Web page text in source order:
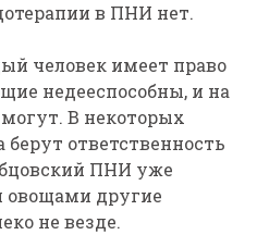
в ПНИ нет.
человек имеет право
недееспособны, и на
В некоторых
ответственность
ПНИ уже
овощами другие
не везде.